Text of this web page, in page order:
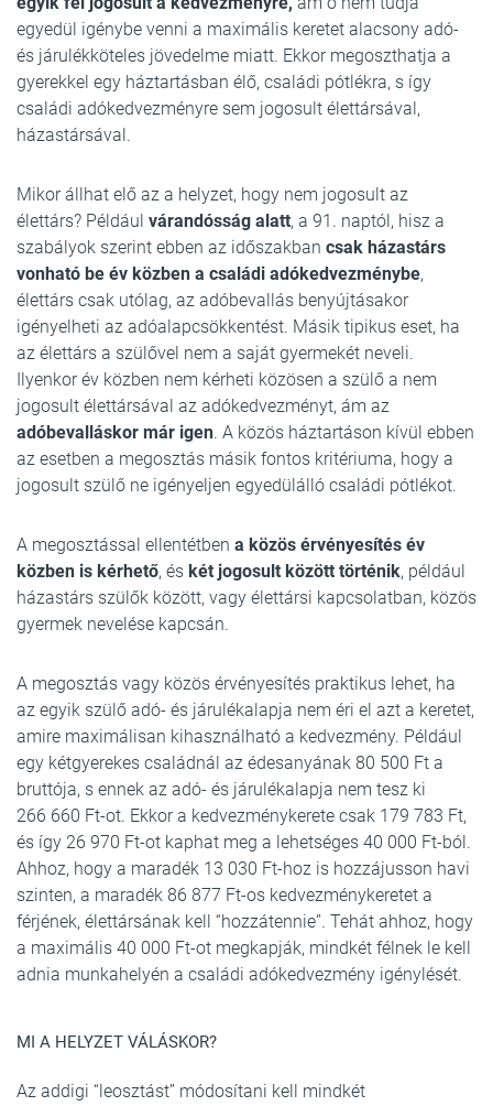
egyedül igénybe venni a maximális keretet alacsony adó-
és járulékköteles jövedelme miatt. Ekkor megoszthatja a
gyerekkel egy háztartásban élő, családi pótlékra, s így
családi adókedvezményre sem jogosult élettársával,
házastársával.
Mikor állhat elő az a helyzet, hogy nem jogosult az
élettárs? Például várandósság alatt, a 91. naptól, hisz a
szabályok szerint ebben az időszakban csak házastárs
vonható be év közben a családi adókedvezménybe,
élettárs csak utólag, az adóbevallás benyújtásakor
igényelheti az adóalapcsökkentést. Másik tipikus eset, ha
az élettárs a szülővel nem a saját gyermekét neveli.
Ilyenkor év közben nem kérheti közösen a szülő a nem
jogosult élettársával az adókedvezményt, ám az
adóbevalláskor már igen. A közös háztartáson kívül ebben
az esetben a megosztás másik fontos kritériuma, hogy a
jogosult szülő ne igényeljen egyedülálló családi pótlékot.
A megosztással ellentétben a közös érvényesítés év
közben is kérhető, és két jogosult között történik, például
házastárs szülők között, vagy élettársi kapcsolatban, közös
gyermek nevelése kapcsán.
A megosztás vagy közös érvényesítés praktikus lehet, ha
az egyik szülő adó- és járulékalapja nem éri el azt a keretet,
amire maximálisan kihasználható a kedvezmény. Például
egy kétgyerekes családnál az édesanyának 80 500 Ft a
bruttója, s ennek az adó- és járulékalapja nem tesz ki
266 660 Ft-ot. Ekkor a kedvezménykerete csak 179 783 Ft,
és így 26 970 Ft-ot kaphat meg a lehetséges 40 000 Ft-ból.
Ahhoz, hogy a maradék 13 030 Ft-hoz is hozzájusson havi
szinten, a maradék 86 877 Ft-os kedvezménykeretet a
férjének, élettársának kell “hozzátennie”. Tehát ahhoz, hogy
a maximális 40 000 Ft-ot megkapják, mindkét félnek le kell
adnia munkahelyén a családi adókedvezmény igénylését.
MI A HELYZET VÁLÁSKOR?
Az addigi “leosztást” módosítani kell mindkét